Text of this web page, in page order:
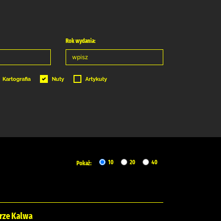
Rok wydania:
Kartografia Nuty Artykuły
Pokaż: 10 20 40
Kalwa